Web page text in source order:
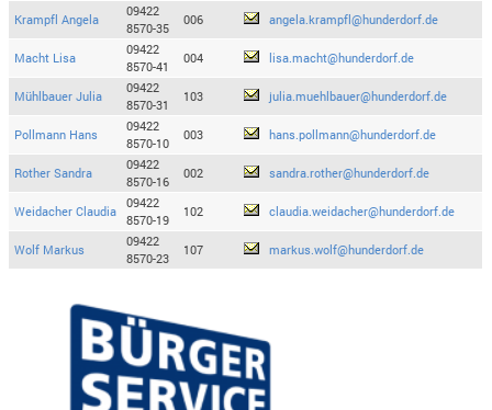
Krampfl Angela
09422
8570-35
006 angela.krampfl@hunderdorf.de
Macht Lisa
09422
8570-41
004 lisa.macht@hunderdorf.de
Mühlbauer Julia
09422
8570-31
103 julia.muehlbauer@hunderdorf.de
Pollmann Hans
09422
8570-10
003 hans.pollmann@hunderdorf.de
Rother Sandra
09422
8570-16
002 sandra.rother@hunderdorf.de
Weidacher Claudia
09422
8570-19
102 claudia.weidacher@hunderdorf.de
Wolf Markus
09422
8570-23
107 markus.wolf@hunderdorf.de